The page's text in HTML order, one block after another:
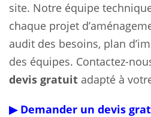
site. Notre équipe
chaque projet
audit des besoins, plan
des équipes. Contactez-
devis gratuit adapté à
▶ Demander un devis